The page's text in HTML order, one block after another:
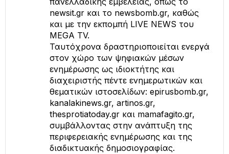
newsit.gr και το newsbomb.gr, καθώς
και με την εκπομπή LIVE NEWS του
MEGA TV.
Ταυτόχρονα δραστηριοποιείται ενεργά
στον χώρο των ψηφιακών μέσων
ενημέρωσης ως ιδιοκτήτης και
διαχειριστής πέντε ενημερωτικών και
θεματικών ιστοσελίδων: epirusbomb.gr,
kanalakinews.gr, artinos.gr,
thesprotiatoday.gr και mamafagito.gr,
συμβάλλοντας στην ανάπτυξη της
περιφερειακής ενημέρωσης και της
διαδικτυακής δημοσιογραφίας.